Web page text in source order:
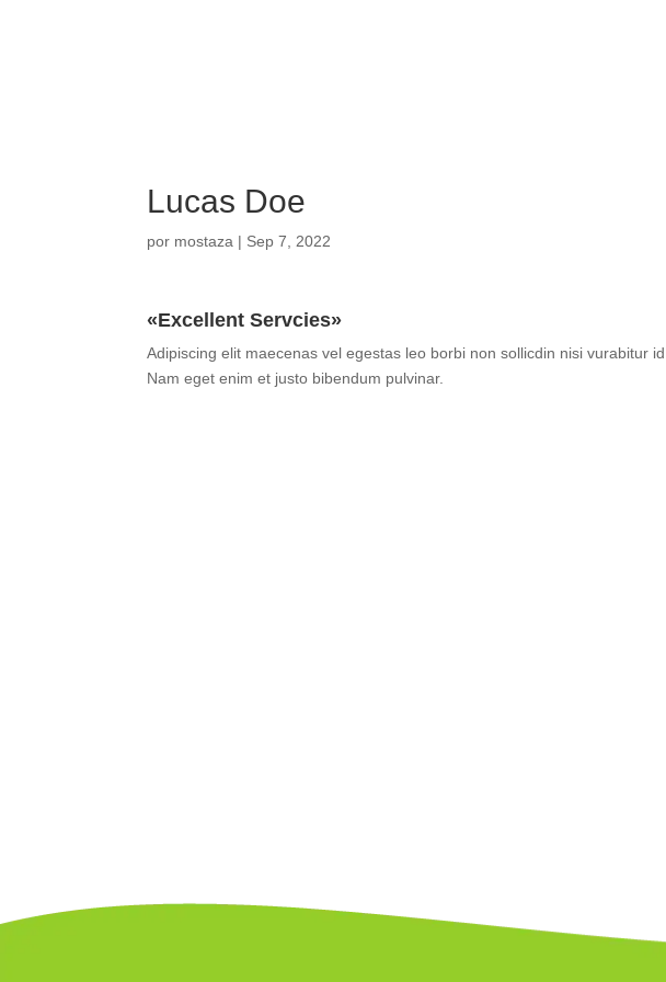
Lucas Doe
por mostaza | Sep 7, 2022
«Excellent Servcies»
Adipiscing elit maecenas vel egestas leo borbi non sollicdin nisi vurabitur
Nam eget enim et justo bibendum pulvinar.